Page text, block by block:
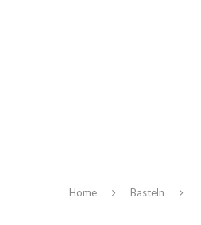
Home Basteln